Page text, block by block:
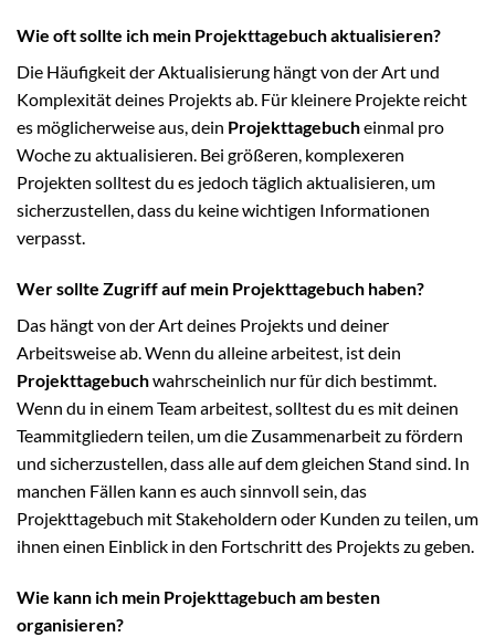
Wie oft sollte ich mein Projekttagebuch aktualisieren?
Die Häufigkeit der Aktualisierung hängt von der Art und
Komplexität deines Projekts ab. Für kleinere Projekte reicht
es möglicherweise aus, dein Projekttagebucheinmal pro
Woche zu aktualisieren. Bei größeren, komplexeren
Projekten solltest du es jedoch täglich aktualisieren, um
sicherzustellen, dass du keine wichtigen Informationen
verpasst.
Wer sollte Zugriff auf mein Projekttagebuch haben?
Das hängt von der Art deines Projekts und deiner
Arbeitsweise ab. Wenn du alleine arbeitest, ist dein
Projekttagebuchwahrscheinlich nur für dich bestimmt.
Wenn du in einem Team arbeitest, solltest du es mit deinen
Teammitgliedern teilen, um die Zusammenarbeit zu fördern
und sicherzustellen, dass alle auf dem gleichen Stand sind. In
manchen Fällen kann es auch sinnvoll sein, das
Projekttagebuch mit Stakeholdern oder Kunden zu teilen, um
ihnen einen Einblick in den Fortschritt des Projekts zu geben.
Wie kann ich mein Projekttagebuch am besten
organisieren?